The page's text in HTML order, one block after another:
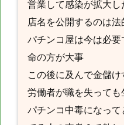
営業して感染が拡大
店名を公開するのは
パチンコ屋は今は必要
命の方が大事
この後に及んで金儲け
労働者が職を失っても
パチンコ中毒になっ